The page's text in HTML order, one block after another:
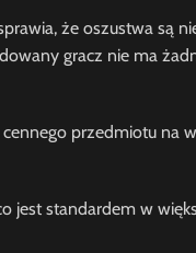
że oszustwa są
gracz nie ma
przedmiotu na
jest standardem w